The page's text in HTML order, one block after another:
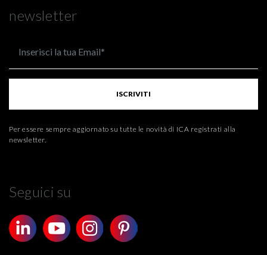
newsletter
ISCRIVITI
Per essere sempre aggiornato su tutte le novità di ICA registrati alla
newsletter.
Seguici su